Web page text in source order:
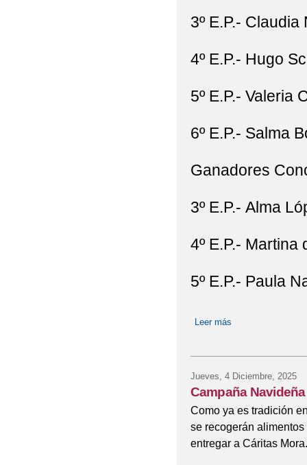
3º E.P.- Claudia
4º E.P.- Hugo
5º E.P.- Valeria
6º E.P.- Salma
Ganadores
3º E.P.- Alma
4º E.P.- Martina
5º E.P.- Paula
Leer más
Jueves, 4 Diciembre, 2025
Campaña
Como ya es tradición
se recogerán
entregar a Cáritas Mora.